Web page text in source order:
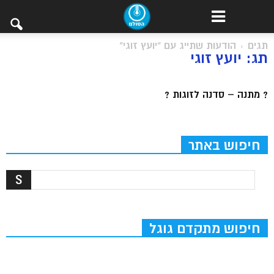
תגים הודעות שתייג עם "יועץ זוגי"
תג: יועץ זוגי
? מתנה – סדנה לזוגות ?
חיפוש באתר
חיפוש מתקדם גוגל